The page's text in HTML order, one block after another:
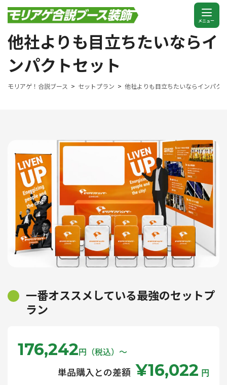
/ SET PLAN
他社よりも目立ちたいならイ
ンパクトセット
モリアゲ！合説ブース セットプラン 他社よりも目立ちたいならインパク
一番オススメしている最強のセットプ
ラン
176,242円（税込）〜
単品購入との差額 ¥16,022 円